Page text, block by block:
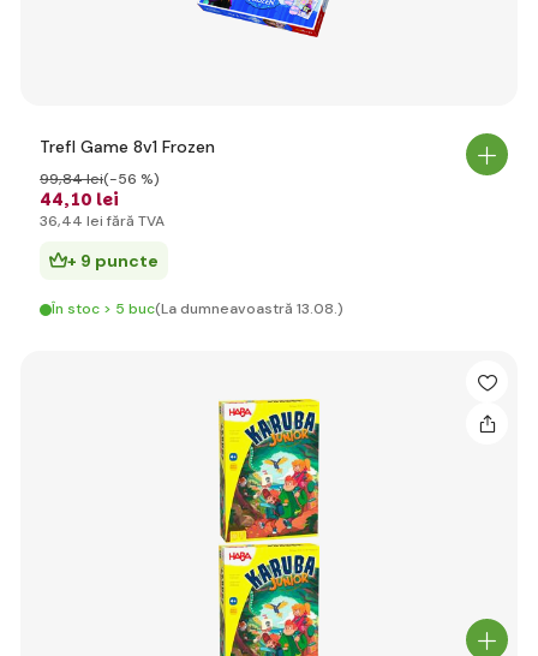
Trefl Game 8v1 Frozen
44,10 lei
99,84 lei(-56 %)
36,44 lei fără TVA
+ 9 puncte
În stoc > 5 buc(La dumneavoastră 13.08.)